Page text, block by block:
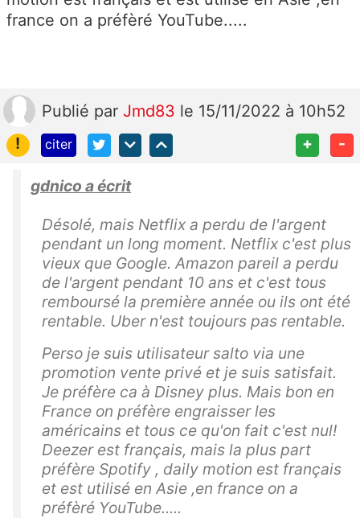
france on a préfèré YouTube.....
Publié par Jmd83 le 15/11/2022 à 10h52
!
citer + -
gdnico a écrit
Désolé, mais Netflix a perdu de l'argent
pendant un long moment. Netflix c'est plus
vieux que Google. Amazon pareil a perdu
de l'argent pendant 10 ans et c'est tous
remboursé la première année ou ils ont été
rentable. Uber n'est toujours pas rentable.
Perso je suis utilisateur salto via une
promotion vente privé et je suis satisfait.
Je préfère ca à Disney plus. Mais bon en
France on préfère engraisser les
américains et tous ce qu'on fait c'est nul!
Deezer est français, mais la plus part
préfère Spotify , daily motion est français
et est utilisé en Asie ,en france on a
préfèré YouTube.....